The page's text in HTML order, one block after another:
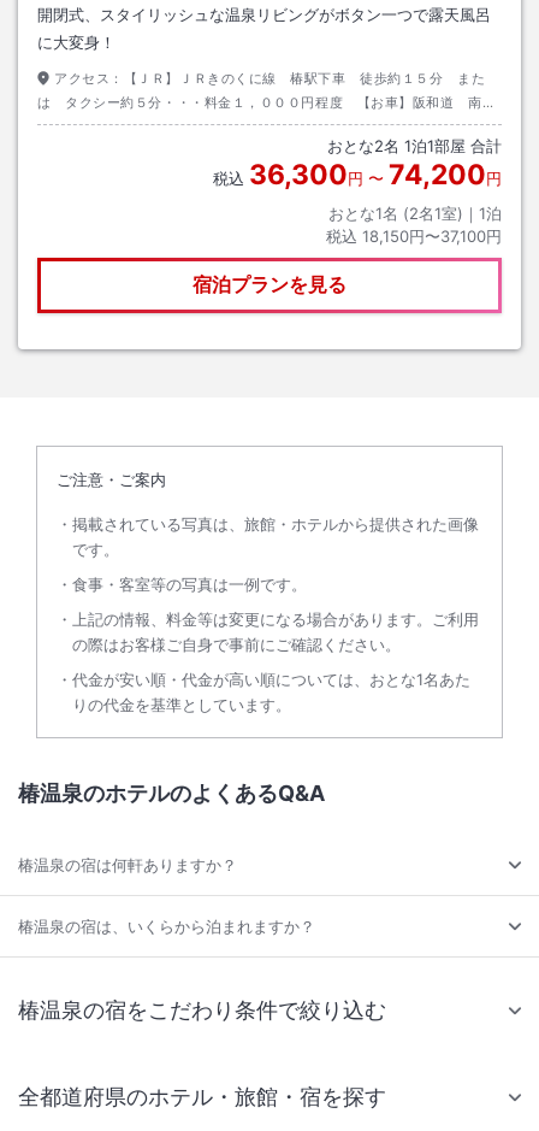
開閉式、スタイリッシュな温泉リビングがボタン一つで露天風呂
に大変身！
アクセス：
【ＪＲ】ＪＲきのくに線 椿駅下車 徒歩約１５分 また
は タクシー約５分・・・料金１，０００円程度 【お車】阪和道 南紀
白浜I．Cより国道４２号線利用 道の駅花の湯手前を左折
おとな2名 1泊1部屋 合計
税込 36,300円 〜 74,200円
おとな1名 (2名1室)｜ 1泊
税込 18,150円〜37,100円
宿泊プランを見る
ご注意・ご案内
掲載されている写真は、旅館・ホテルから提供された画像
です。
食事・客室等の写真は一例です。
上記の情報、料金等は変更になる場合があります。ご利用
の際はお客様ご自身で事前にご確認ください。
代金が安い順・代金が高い順については、おとな1名あた
りの代金を基準としています。
椿温泉のホテルのよくあるQ&A
椿温泉の宿は何軒ありますか？
椿温泉の宿は、いくらから泊まれますか？
椿温泉の宿をこだわり条件で絞り込む
全都道府県のホテル・旅館・宿を探す